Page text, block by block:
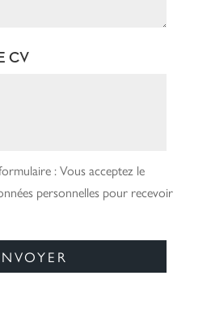
CV
: Vous acceptez le
personnelles pour recevoir